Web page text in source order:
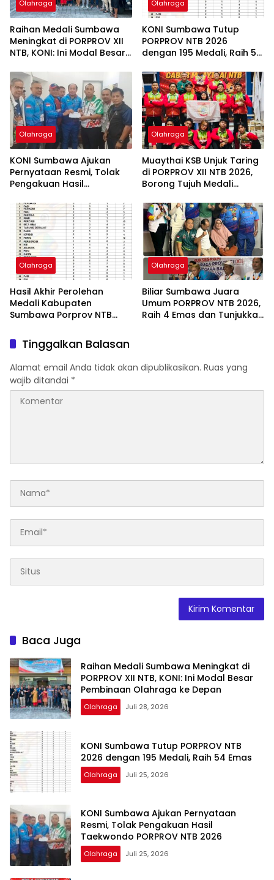
Olahraga
Raihan Medali Sumbawa
Meningkat di PORPROV XII
NTB, KONI: Ini Modal Besar
Depan
Olahraga
KONI Sumbawa Tutup
PORPROV NTB 2026
dengan 195 Medali, Raih 54
Olahraga
KONI Sumbawa Ajukan
Pernyataan Resmi, Tolak
Pengakuan Hasil
2026
Olahraga
Muaythai KSB Unjuk Taring
di PORPROV XII NTB 2026,
Borong Tujuh Medali
Olahraga
Hasil Akhir Perolehan
Medali Kabupaten
Sumbawa Porprov NTB
Olahraga
Biliar Sumbawa Juara
Umum PORPROV NTB 2026,
Raih 4 Emas dan Tunjukkan
Tinggalkan Balasan
Alamat email Anda tidak akan dipublikasikan. Ruas yang
wajib ditandai *
Baca Juga
Raihan Medali Sumbawa Meningkat di
PORPROV XII NTB, KONI: Ini Modal Besar
Pembinaan Olahraga ke Depan
Olahraga Juli 28, 2026
KONI Sumbawa Tutup PORPROV NTB
2026 dengan 195 Medali, Raih 54 Emas
Olahraga Juli 25, 2026
KONI Sumbawa Ajukan Pernyataan
Resmi, Tolak Pengakuan Hasil
Taekwondo PORPROV NTB 2026
Olahraga Juli 25, 2026